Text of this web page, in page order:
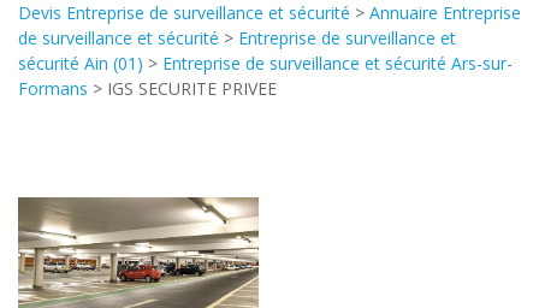
Devis Entreprise de surveillance et sécurité > Annuaire Entreprise
de surveillance et sécurité > Entreprise de surveillance et
sécurité Ain (01) > Entreprise de surveillance et sécurité Ars-sur-
Formans > IGS SECURITE PRIVEE